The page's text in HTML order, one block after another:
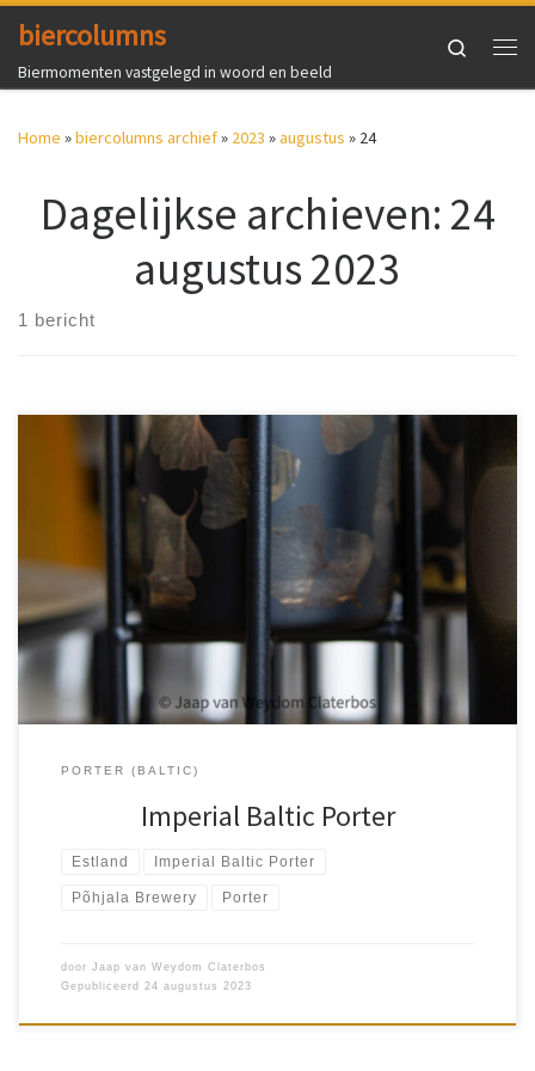
Ga naar inhoud
biercolumns
Biermomenten vastgelegd in woord en beeld
Search
Home »biercolumns archief» 2023 »augustus » 24
Dagelijkse archieven: 24
augustus 2023
1 bericht
Põhjala is een brouwerij uit Estland, één van de drie Baltische
Staten (Estland, Letland, Litouwen), gevestigd in de hoofdstad
Tallinn. Hun eerste bier, Öö (is nacht in het Ests) Imperial […]
PORTER (BALTIC)
Imperial Baltic Porter
Estland Imperial Baltic Porter
Põhjala Brewery Porter
door Jaap van Weydom Claterbos
Gepubliceerd 24 augustus 2023